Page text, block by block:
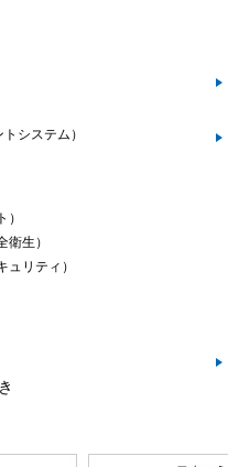
トシステム）
）
衛生）
ュリティ）